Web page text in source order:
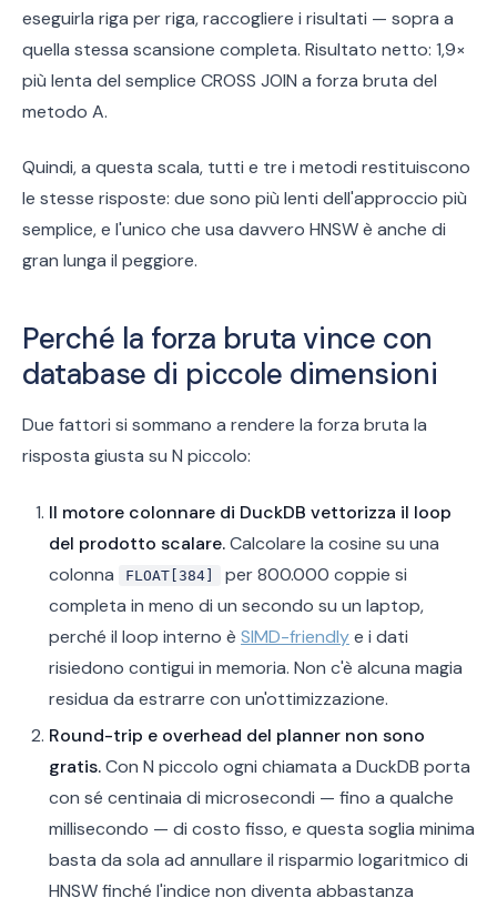
eseguirla riga per riga, raccogliere i risultati — sopra a
quella stessa scansione completa. Risultato netto: 1,9×
più lenta del semplice CROSS JOIN a forza bruta del
metodo A.
Quindi, a questa scala, tutti e tre i metodi restituiscono
le stesse risposte: due sono più lenti dell'approccio più
semplice, e l'unico che usa davvero HNSW è anche di
gran lunga il peggiore.
Perché la forza bruta vince con
database di piccole dimensioni
Due fattori si sommano a rendere la forza bruta la
risposta giusta su N piccolo:
Il motore colonnare di DuckDB vettorizza il loop
del prodotto scalare.Calcolare la cosine su una
colonna
FLOAT[384]
per 800.000 coppie si
completa in meno di un secondo su un laptop,
perché il loop interno è SIMD-friendlye i dati
risiedono contigui in memoria. Non c'è alcuna magia
residua da estrarre con un'ottimizzazione.
Round-trip e overhead del planner non sono
gratis.Con N piccolo ogni chiamata a DuckDB porta
con sé centinaia di microsecondi — fino a qualche
millisecondo — di costo fisso, e questa soglia minima
basta da sola ad annullare il risparmio logaritmico di
HNSW finché l'indice non diventa abbastanza